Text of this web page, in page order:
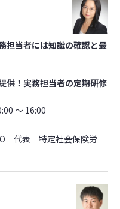
担当者には知識の確認と最
供！実務担当者の定期研修
～ 16:00
代表 特定社会保険労